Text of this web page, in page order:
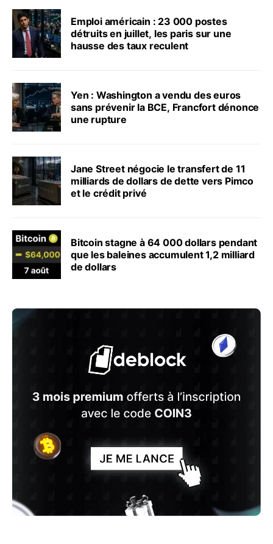
Emploi américain : 23 000 postes
détruits en juillet, les paris sur une
hausse des taux reculent
Yen : Washington a vendu des euros
sans prévenir la BCE, Francfort dénonce
une rupture
Jane Street négocie le transfert de 11
milliards de dollars de dette vers Pimco
et le crédit privé
Bitcoin stagne à 64 000 dollars pendant
que les baleines accumulent 1,2 milliard
de dollars